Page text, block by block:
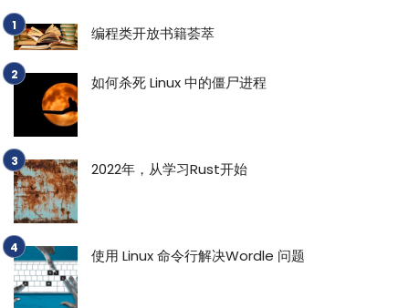
编程类开放书籍荟萃
如何杀死 Linux 中的僵尸进程
2022年，从学习Rust开始
使用 Linux 命令行解决Wordle 问题